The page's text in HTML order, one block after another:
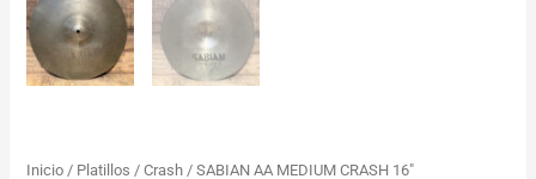
Inicio / Platillos /Crash / SABIAN AA MEDIUM CRASH 16″